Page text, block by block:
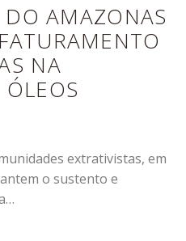
DO AMAZONAS
NA
extrativistas, em
o sustento e